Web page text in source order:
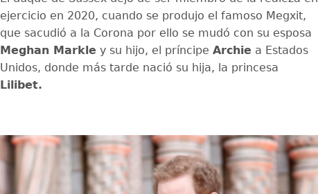
ejercicio en 2020, cuando se produjo el famoso Megxit,
que sacudió a la Corona por ello se mudó con su esposa
Meghan Markle y su hijo, el príncipe Archie a Estados
Unidos, donde más tarde nació su hija, la princesa
Lilibet.